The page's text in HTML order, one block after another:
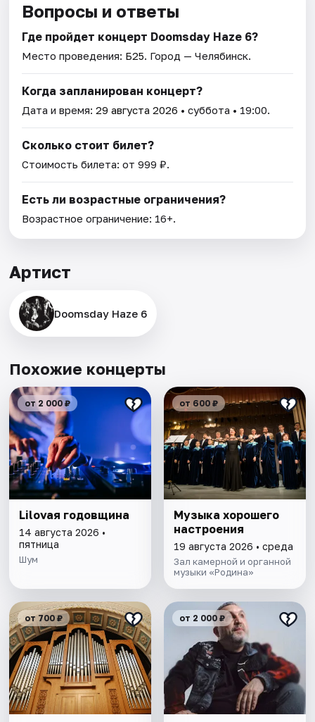
Вопросы и ответы
Где пройдет концерт Doomsday Haze 6?
Место проведения: Б25. Город — Челябинск.
Когда запланирован концерт?
Дата и время:29 августа 2026 • суббота • 19:00.
Сколько стоит билет?
Стоимость билета: от 999 ₽.
Есть ли возрастные ограничения?
Возрастное ограничение: 16+.
Артист
Doomsday Haze 6
Похожие концерты
от 2 000 ₽
Lilovaя годовщина
14 августа 2026 •
пятница
Шум
от 600 ₽
Музыка хорошего
настроения
19 августа 2026 • среда
Зал камерной и органной
музыки «Родина»
от 700 ₽ от 2 000 ₽